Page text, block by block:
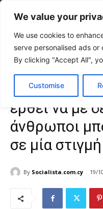
We value your
We use cookies to
serve personalised ads
By clicking "Accept All",
Customise
Home CELEBRITIES
Γαβαλάς
στη φυλακή, οι άνθρωποι...
Γαβαλάς για
έρθει να με
άνθρωποι
σε μία
By Socialista.com.cy 19/